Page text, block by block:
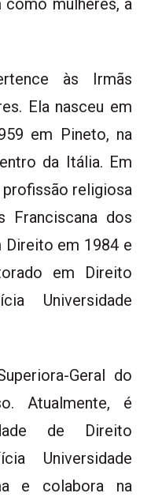
mulheres, a
às Irmãs
Ela nasceu em
em Pineto, na
da Itália. Em
religiosa
Franciscana dos
Direito em 1984 e
em Direito
Universidade
Geral do
Atualmente, é
de Direito
Universidade
e colabora na